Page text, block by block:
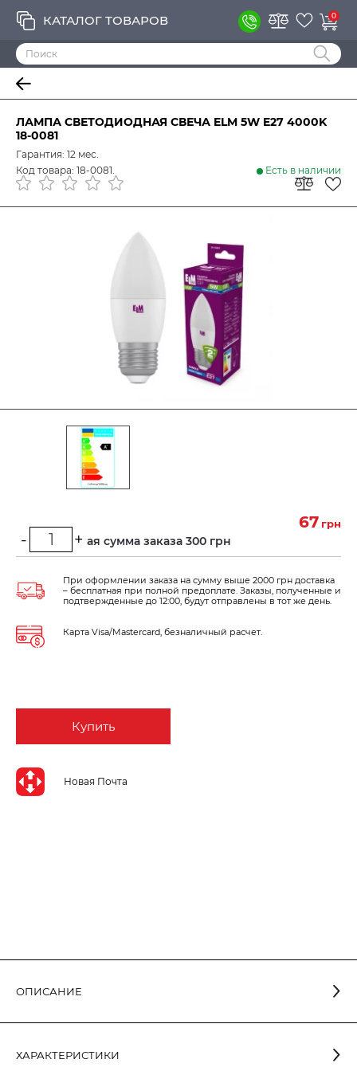
КАТАЛОГ ТОВАРОВ 0
ЛАМПА СВЕТОДИОДНАЯ СВЕЧА ELM 5W E27 4000K
18-0081
ОПИСАНИЕ
осветительных приборах с типом цоколя E27. Эти LED
ХАРАКТЕРИСТИКИ
Гарантия: 12 мес.
Код товара: 18-0081.
Есть в наличии
67 грн
Минимальная сумма заказа 300 грн
- +
Купить
Новая Почта
При оформлении заказа на сумму выше 2000 грн доставка
– бесплатная при полной предоплате. Заказы, полученные и
подтвержденные до 12:00, будут отправлены в тот же день.
Карта Visa/Mastercard, безналичный расчет.